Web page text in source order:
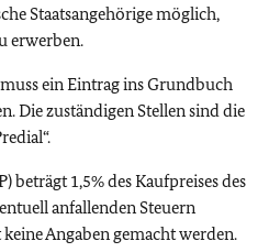
Staatsangehörige möglich,
erwerben.
ein Eintrag ins Grundbuch
Die zuständigen Stellen sind die
beträgt 1,5% des Kaufpreises des
anfallenden Steuern
Angaben gemacht werden.